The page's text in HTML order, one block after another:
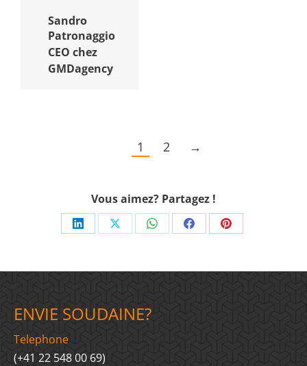
Sandro
Patronaggio
CEO chez
GMDagency
1 2 →
Vous aimez? Partagez !
Share
LinkedIn
Share
X
Share
WhatsApp
Share
Facebook
Share
Pinterest
ENVIE SOUDAINE?
Telephone
(+41 22 548 00 69)